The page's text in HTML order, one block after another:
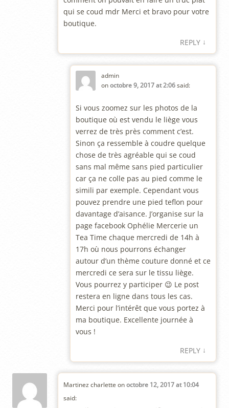
qui se coud mdr Merci et bravo pour votre
boutique.
REPLY ↓
admin
onoctobre 9, 2017 at 2:06said:
Si vous zoomez sur les photos de la
boutique où est vendu le liège vous
verrez de très près comment c’est.
Sinon ça ressemble à coudre quelque
chose de très agréable qui se coud
sans mal même sans pied particulier
car ça ne colle pas au pied comme le
simili par exemple. Cependant vous
pouvez prendre une pied teflon pour
davantage d’aisance. J’organise sur la
page facebook Ophélie Mercerie un
Tea Time chaque mercredi de 14h à
17h où nous pourrons échanger
autour d’un thème couture donné et ce
mercredi ce sera sur le tissu liège.
Vous pourrez y participer 😉 Le post
restera en ligne dans tous les cas.
Merci pour l’intérêt que vous portez à
ma boutique. Excellente journée à
vous !
REPLY ↓
Martinez charlette onoctobre 12, 2017 at 10:04
said: